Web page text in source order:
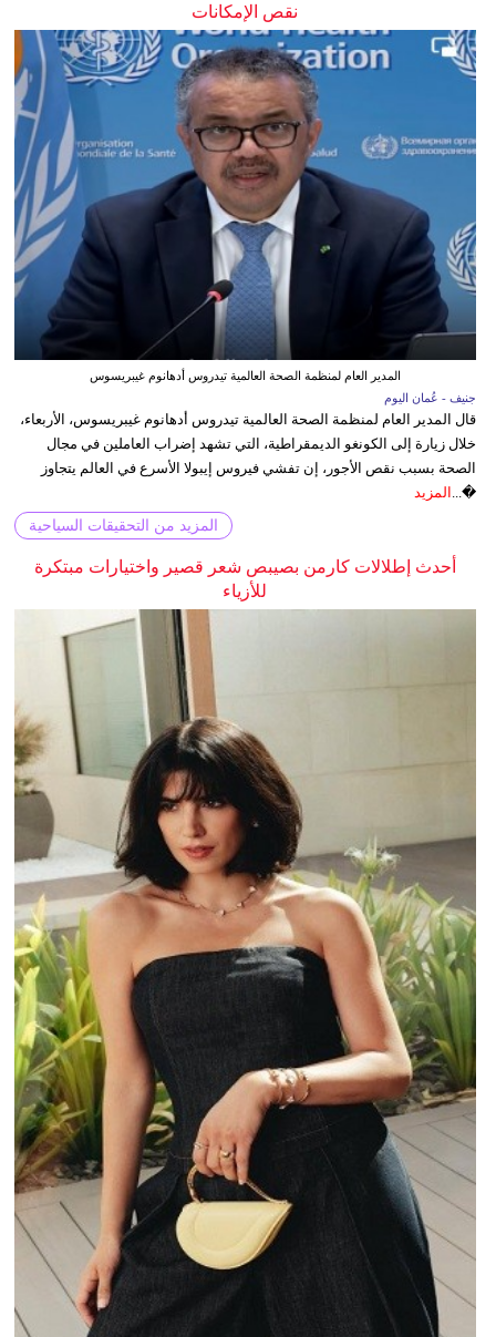
نقص الإمكانات
المدير العام لمنظمة الصحة العالمية تيدروس أدهانوم غيبريسوس
جنيف - عُمان اليوم
قال المدير العام لمنظمة الصحة العالمية تيدروس أدهانوم غيبريسوس، الأربعاء،
خلال زيارة إلى الكونغو الديمقراطية، التي تشهد إضراب العاملين في مجال
الصحة بسبب نقص الأجور، إن تفشي فيروس إيبولا الأسرع في العالم يتجاوز
�... المزيد
المزيد من التحقيقات السياحية
أحدث إطلالات كارمن بصيبص شعر قصير واختيارات مبتكرة
للأزياء